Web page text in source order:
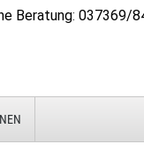
Beratung: 037369/